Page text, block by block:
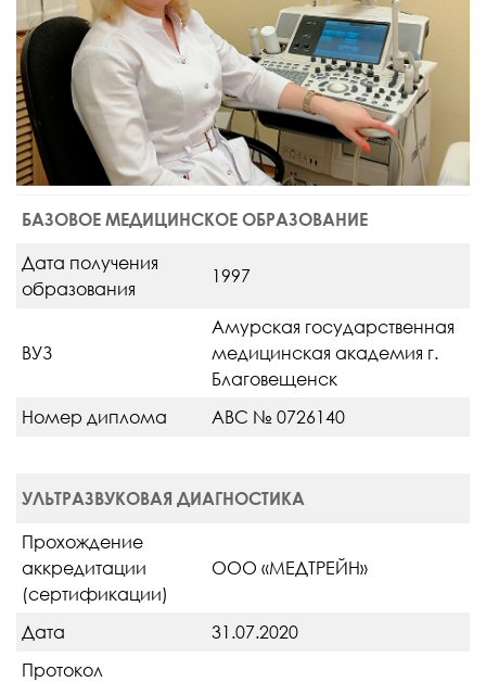
БАЗОВОЕ МЕДИЦИНСКОЕ ОБРАЗОВАНИЕ
Дата получения
образования
1997
ВУЗ
Амурская государственная
медицинская академия г.
Благовещенск
Номер диплома
АВС № 0726140
УЛЬТРАЗВУКОВАЯ ДИАГНОСТИКА
Прохождение
аккредитации
(сертификации)
ООО «МЕДТРЕЙН»
Дата
31.07.2020
Протокол